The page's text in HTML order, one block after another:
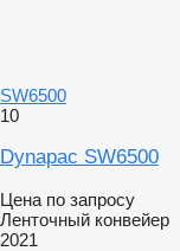
SW6500
10
Dynapac SW6500
Цена по запросу
Ленточный конвейер
2021